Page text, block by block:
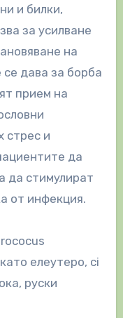
и билки,
за усилване
на
дава за борба
прием на
стрес и
да
да стимулират
от инфекция.
елеутеро, ci
руски